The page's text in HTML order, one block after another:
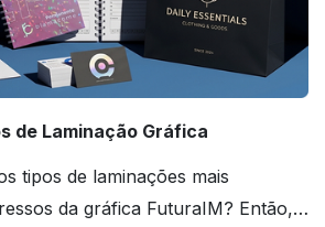
de Laminação Gráfica
tipos de laminações mais
da gráfica FuturaIM? Então,